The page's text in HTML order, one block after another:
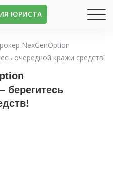
ЮРИСТА
NexGenOption
очередной кражи средств!
берегитесь